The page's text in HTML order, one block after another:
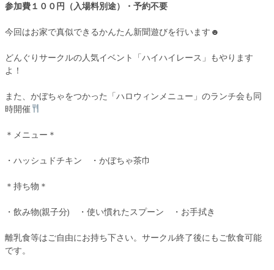
参加費１００円（入場料別途）・予約不要
今回はお家で真似できるかんたん新聞遊びを行います☻
どんぐりサークルの人気イベント「ハイハイレース」もやります
よ！
また、かぼちゃをつかった「ハロウィンメニュー」のランチ会も同
時開催
＊メニュー＊
・ハッシュドチキン ・かぼちゃ茶巾
＊持ち物＊
・飲み物(親子分) ・使い慣れたスプーン ・お手拭き
離乳食等はご自由にお持ち下さい。サークル終了後にもご飲食可能
です。